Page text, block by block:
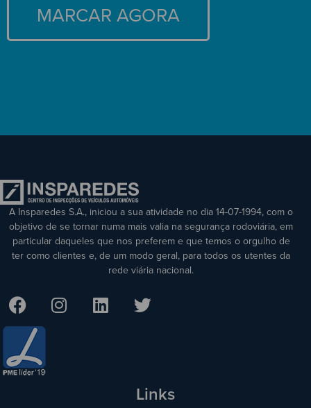
MARCAR AGORA
A Insparedes S.A., iniciou a sua atividade no dia 14-07-1994, com o
objetivo de se tornar numa mais valia na segurança rodoviária, em
particular daqueles que nos preferem e que temos o orgulho de
ter como clientes e, de um modo geral, para todos os utentes da
rede viária nacional.
Links